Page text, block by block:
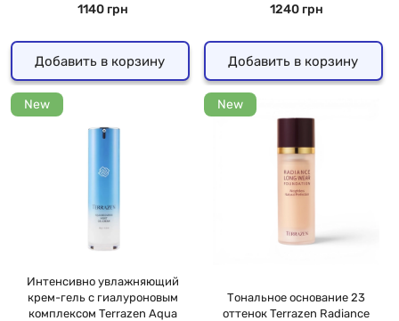
1140 грн
Добавить в корзину
1240 грн
Добавить в корзину
New
Интенсивно увлажняющий
крем-гель с гиалуроновым
комплексом Terrazen Aqua
New
Тональное основание 23
оттенок Terrazen Radiance